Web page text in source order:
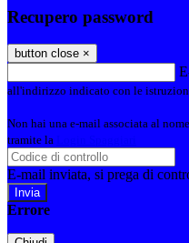
Recupero password
button close ×
all'indirizzo indicato con le
Non hai una e-mail associata al
tramite la
E-mail inviata, si prega di
Errore